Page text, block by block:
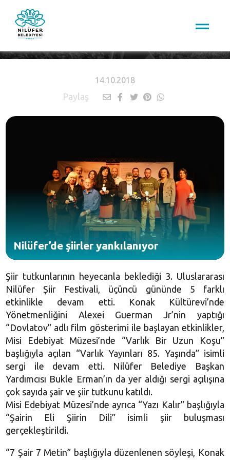
14.10.2018
Paylaş
Nilüfer’de şiirler yankılanıyor
Şiir tutkunlarının heyecanla beklediği 3. Uluslararası
Nilüfer Şiir Festivali, üçüncü gününde 5 farklı
etkinlikle devam etti. Konak Kültürevi’nde
Yönetmenliğini Alexei Guerman Jr’nin yaptığı
“Dovlatov” adlı film gösterimi ile başlayan etkinlikler,
Misi Edebiyat Müzesi’nde “Varlık Bir Uzun Koşu”
başlığıyla açılan “Varlık Yayınları 85. Yaşında” isimli
sergi ile devam etti. Nilüfer Belediye Başkan
Yardımcısı Bukle Erman’ın da yer aldığı sergi açılışına
çok sayıda şair ve şiir tutkunu katıldı.
Misi Edebiyat Müzesi’nde ayrıca “Yazı Kalır” başlığıyla
“Şairin Eli Şiirin Dili” isimli şiir buluşması
gerçekleştirildi.
“7 Şair 7 Metin” başlığıyla düzenlenen söyleşi, Konak